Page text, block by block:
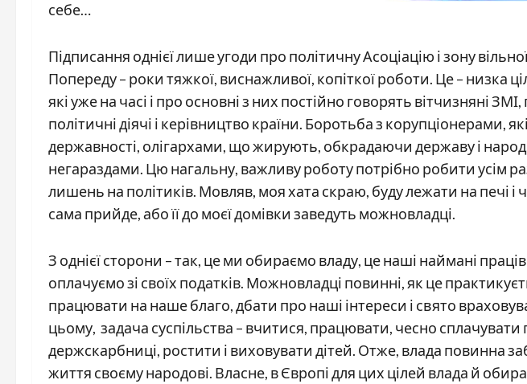
себе…
Підписання однієї лише угоди про політичну Асоціацію і зону
Попереду – роки тяжкої, виснажливої, копіткої роботи. Це – низка
які уже на часі і про основні з них постійно говорять вітчизняні
політичні діячі і керівництво країни. Боротьба з корупціонерами,
державності, олігархами, що жирують, обкрадаючи державу і
негараздами. Цю нагальну, важливу роботу потрібно робити усім
лишень на політиків. Мовляв, моя хата скраю, буду лежати на печі і
сама прийде, або її до моєї домівки заведуть можновладці.
З однієї сторони – так, це ми обираємо владу, це наші наймані
оплачуємо зі своїх податків. Можновладці повинні, як це
працювати на наше благо, дбати про наші інтереси і свято
цьому, задача суспільства – вчитися, працювати, чесно сплачувати
держскарбниці, ростити і виховувати дітей. Отже, влада повинна
життя своєму народові. Власне, в Європі для цих цілей влада й